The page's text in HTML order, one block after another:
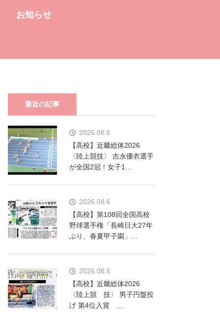
お知らせ
最近の記事
2026.08.6
【高校】近畿総体2026
〈陸上競技〉 吉永優衣選手
が全国2冠！女子1…
2026.08.6
【高校】第108回全国高校
野球選手権「長崎日大27年
ぶり、春夏甲子園」…
2026.08.6
【高校】近畿総体2026
〈陸上競 技〉 男子円盤投
げ 第4位入賞 …